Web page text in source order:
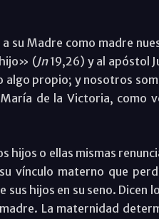
su Madre como madre
(Jn19,26) y al apóstol
algo propio; y nosotros
de la Victoria, como
hijos o ellas mismas
vínculo materno que
hijos en su seno. Dicen
La maternidad